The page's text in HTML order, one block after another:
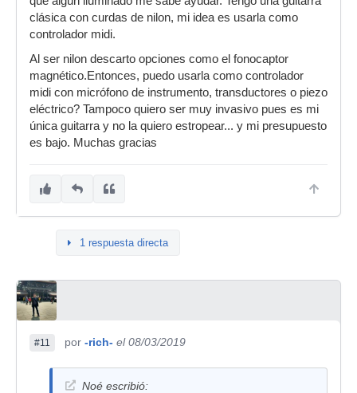
clásica con curdas de nilon, mi idea es usarla como
controlador midi.
Al ser nilon descarto opciones como el fonocaptor
magnético.Entonces, puedo usarla como controlador
midi con micrófono de instrumento, transductores o piezo
eléctrico? Tampoco quiero ser muy invasivo pues es mi
única guitarra y no la quiero estropear... y mi presupuesto
es bajo. Muchas gracias
1 respuesta directa
#11 por -rich- el 08/03/2019
Noé escribió: